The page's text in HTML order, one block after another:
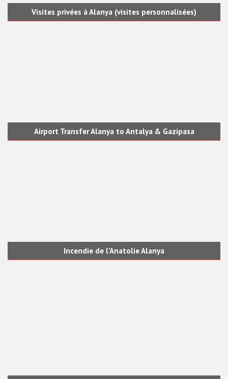
Visites privées à Alanya (visites personnalisées)
Airport Transfer Alanya to Antalya & Gazipasa
Incendie de l’Anatolie Alanya